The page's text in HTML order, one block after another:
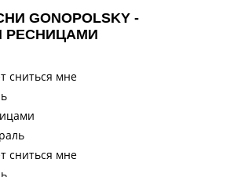
GONOPOLSKY -
сниться мне
сниться мне